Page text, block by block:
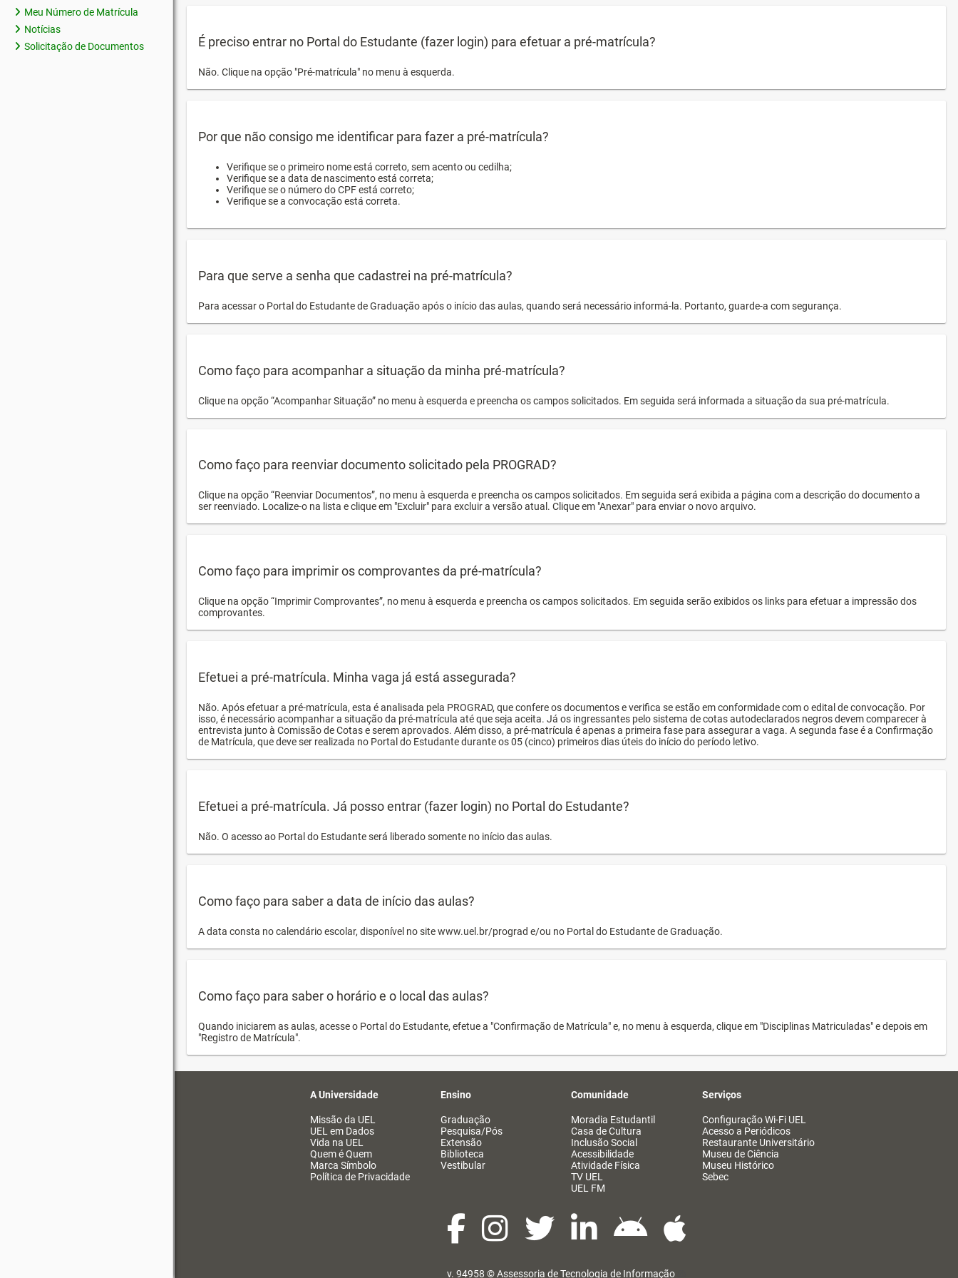
Meu Número de Matrícula
Notícias
Solicitação de Documentos
É preciso entrar no Portal do Estudante (fazer login) para efetuar a pré-matrícula?
Não. Clique na opção "Pré-matrícula" no menu à esquerda.
Por que não consigo me identificar para fazer a pré-matrícula?
Verifique se o primeiro nome está correto, sem acento ou cedilha;
Verifique se a data de nascimento está correta;
Verifique se o número do CPF está correto;
Verifique se a convocação está correta.
Para que serve a senha que cadastrei na pré-matrícula?
Para acessar o Portal do Estudante de Graduação após o início das aulas, quando será necessário informá-la. Portanto, guarde-a com segurança.
Como faço para acompanhar a situação da minha pré-matrícula?
Clique na opção “Acompanhar Situação” no menu à esquerda e preencha os campos solicitados. Em seguida será informada a situação da sua pré-matrícula.
Como faço para reenviar documento solicitado pela PROGRAD?
Clique na opção “Reenviar Documentos”, no menu à esquerda e preencha os campos solicitados. Em seguida será exibida a página com a descrição do documento a
ser reenviado. Localize-o na lista e clique em "Excluir" para excluir a versão atual. Clique em "Anexar" para enviar o novo arquivo.
Como faço para imprimir os comprovantes da pré-matrícula?
Clique na opção “Imprimir Comprovantes”, no menu à esquerda e preencha os campos solicitados. Em seguida serão exibidos os links para efetuar a impressão dos
comprovantes.
Efetuei a pré-matrícula. Minha vaga já está assegurada?
Não. Após efetuar a pré-matrícula, esta é analisada pela PROGRAD, que confere os documentos e verifica se estão em conformidade com o edital de convocação. Por
isso, é necessário acompanhar a situação da pré-matrícula até que seja aceita. Já os ingressantes pelo sistema de cotas autodeclarados negros devem comparecer à
entrevista junto à Comissão de Cotas e serem aprovados. Além disso, a pré-matrícula é apenas a primeira fase para assegurar a vaga. A segunda fase é a Confirmação
de Matrícula, que deve ser realizada no Portal do Estudante durante os 05 (cinco) primeiros dias úteis do início do período letivo.
Efetuei a pré-matrícula. Já posso entrar (fazer login) no Portal do Estudante?
Não. O acesso ao Portal do Estudante será liberado somente no início das aulas.
Como faço para saber a data de início das aulas?
A data consta no calendário escolar, disponível no site www.uel.br/prograd e/ou no Portal do Estudante de Graduação.
Como faço para saber o horário e o local das aulas?
Quando iniciarem as aulas, acesse o Portal do Estudante, efetue a "Confirmação de Matrícula" e, no menu à esquerda, clique em "Disciplinas Matriculadas" e depois em
"Registro de Matrícula".
A Universidade
Missão da UEL
UEL em Dados
Vida na UEL
Quem é Quem
Marca Símbolo
Política de Privacidade
Ensino
Graduação
Pesquisa/Pós
Extensão
Biblioteca
Vestibular
Comunidade
Moradia Estudantil
Casa de Cultura
Inclusão Social
Acessibilidade
Atividade Física
TV UEL
UEL FM
Serviços
Configuração Wi-Fi UEL
Acesso a Periódicos
Restaurante Universitário
Museu de Ciência
Museu Histórico
Sebec
v. 94958 ©Assessoria de Tecnologia de Informação